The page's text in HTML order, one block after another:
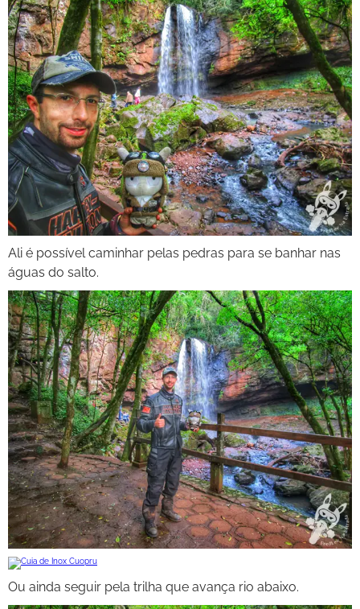
Ali é possível caminhar pelas pedras para se banhar nas
águas do salto.
Ou ainda seguir pela trilha que avança rio abaixo.